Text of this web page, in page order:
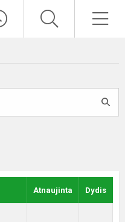
Atnaujinta Dydis